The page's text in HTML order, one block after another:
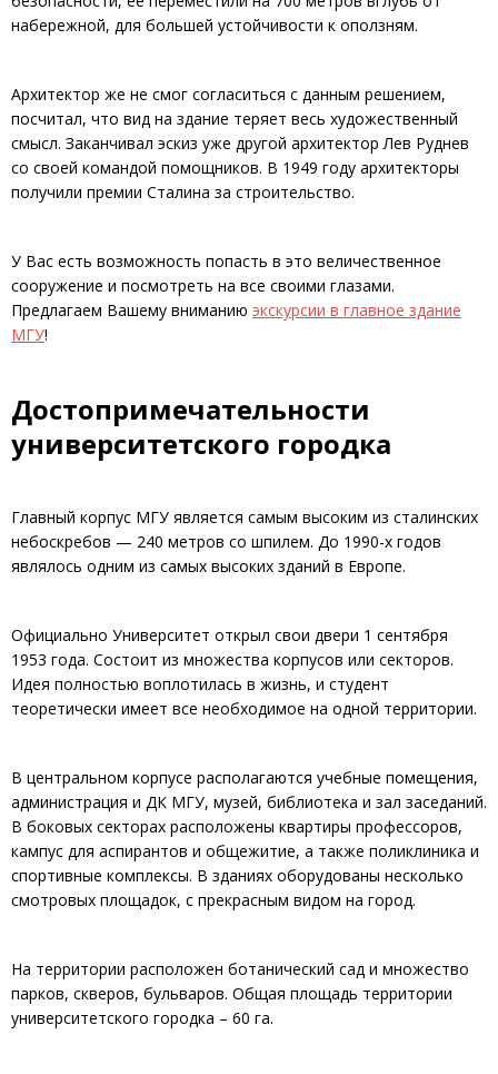
набережной, для большей устойчивости к оползням.
Архитектор же не смог согласиться с данным решением,
посчитал, что вид на здание теряет весь художественный
смысл. Заканчивал эскиз уже другой архитектор Лев Руднев
со своей командой помощников. В 1949 году архитекторы
получили премии Сталина за строительство.
У Вас есть возможность попасть в это величественное
сооружение и посмотреть на все своими глазами.
Предлагаем Вашему вниманию экскурсии в главное здание
МГУ!
Достопримечательности
университетского городка
Главный корпус МГУ является самым высоким из сталинских
небоскребов — 240 метров со шпилем. До 1990-х годов
являлось одним из самых высоких зданий в Европе.
Официально Университет открыл свои двери 1 сентября
1953 года. Состоит из множества корпусов или секторов.
Идея полностью воплотилась в жизнь, и студент
теоретически имеет все необходимое на одной территории.
В центральном корпусе располагаются учебные помещения,
администрация и ДК МГУ, музей, библиотека и зал заседаний.
В боковых секторах расположены квартиры профессоров,
кампус для аспирантов и общежитие, а также поликлиника и
спортивные комплексы. В зданиях оборудованы несколько
смотровых площадок, с прекрасным видом на город.
На территории расположен ботанический сад и множество
парков, скверов, бульваров. Общая площадь территории
университетского городка – 60 га.